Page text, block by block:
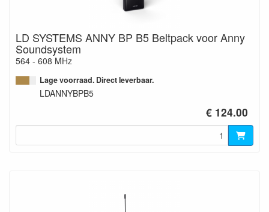
LD SYSTEMS ANNY BP B5 Beltpack voor Anny
Soundsystem
564 - 608 MHz
Lage voorraad. Direct leverbaar.
LDANNYBPB5
€ 124.00